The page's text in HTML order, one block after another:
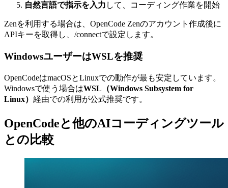
自然言語で指示を入力 して、コーディング作業を開始
Zenを利用する場合は、OpenCode Zenのアカウント作成後に
APIキーを取得し、/connectで設定します。
WindowsユーザーはWSLを推奨
OpenCodeはmacOSとLinuxでの動作が最も安定しています。
Windowsで使う場合はWSL（Windows Subsystem for
Linux） 経由での利用が公式推奨です。
OpenCodeと他のAIコーディングツール
との比較